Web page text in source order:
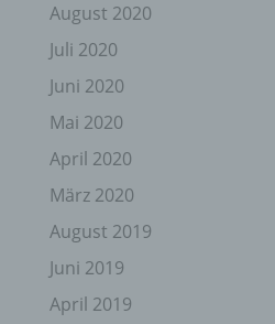
August 2020
Juli 2020
Juni 2020
Mai 2020
April 2020
März 2020
August 2019
Juni 2019
April 2019